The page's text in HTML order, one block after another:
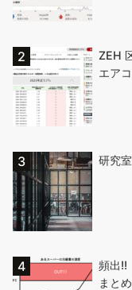
ZEH
エア
研究
頻出!!
まとめ